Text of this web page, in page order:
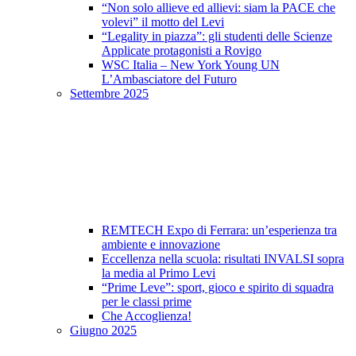
“Non solo allieve ed allievi: siam la PACE che
volevi” il motto del Levi
“Legality in piazza”: gli studenti delle Scienze
Applicate protagonisti a Rovigo
WSC Italia – New York Young UN
L’Ambasciatore del Futuro
Settembre 2025
REMTECH Expo di Ferrara: un’esperienza tra
ambiente e innovazione
Eccellenza nella scuola: risultati INVALSI sopra
la media al Primo Levi
“Prime Leve”: sport, gioco e spirito di squadra
per le classi prime
Che Accoglienza!
Giugno 2025